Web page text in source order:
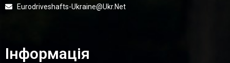
Eurodriveshafts-Ukraine@ukr.net
Інформація